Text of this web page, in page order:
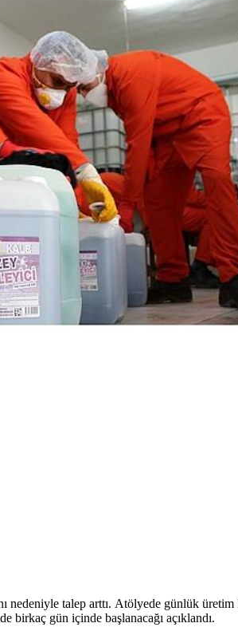
talep arttı. Atölyede günlük üretim
birkaç gün içinde başlanacağı açıklandı.